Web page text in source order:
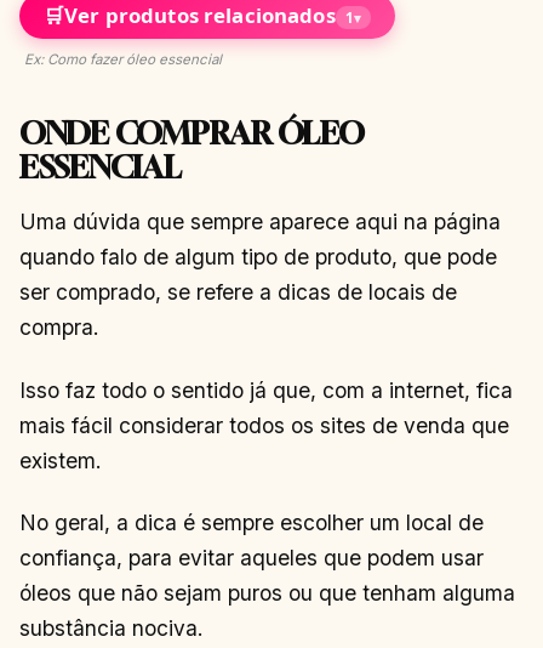
🛒Ver produtos relacionados 1▾
Ex: Como fazer óleo essencial
ONDE COMPRAR ÓLEO
ESSENCIAL
Uma dúvida que sempre aparece aqui na página
quando falo de algum tipo de produto, que pode
ser comprado, se refere a dicas de locais de
compra.
Isso faz todo o sentido já que, com a internet, fica
mais fácil considerar todos os sites de venda que
existem.
No geral, a dica é sempre escolher um local de
confiança, para evitar aqueles que podem usar
óleos que não sejam puros ou que tenham alguma
substância nociva.